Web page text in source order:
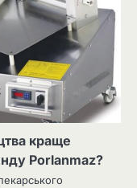
краще
Porlanmaz?